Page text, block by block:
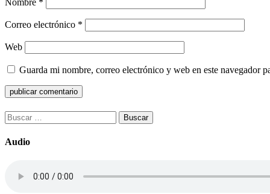
Nombre *
Correo electrónico *
Web
Guarda mi nombre, correo electrónico y web en este navegador
Buscar:
Audio